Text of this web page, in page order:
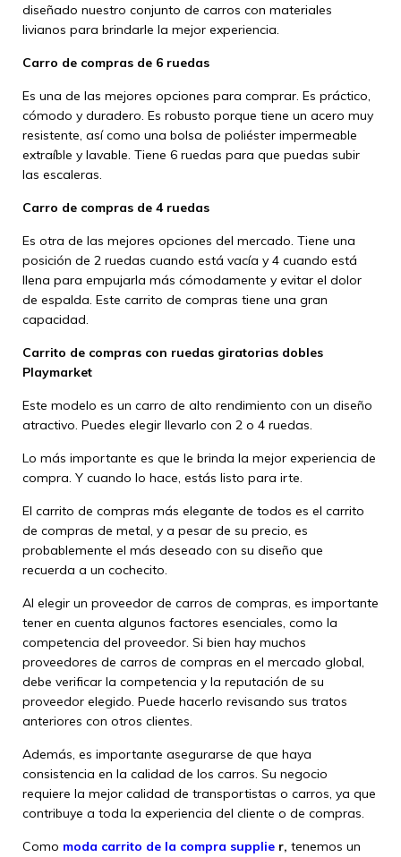
diseñado nuestro conjunto de carros con materiales
livianos para brindarle la mejor experiencia.
Carro de compras de 6 ruedas
Es una de las mejores opciones para comprar. Es práctico,
cómodo y duradero. Es robusto porque tiene un acero muy
resistente, así como una bolsa de poliéster impermeable
extraíble y lavable. Tiene 6 ruedas para que puedas subir
las escaleras.
Carro de compras de 4 ruedas
Es otra de las mejores opciones del mercado. Tiene una
posición de 2 ruedas cuando está vacía y 4 cuando está
llena para empujarla más cómodamente y evitar el dolor
de espalda. Este carrito de compras tiene una gran
capacidad.
Carrito de compras con ruedas giratorias dobles
Playmarket
Este modelo es un carro de alto rendimiento con un diseño
atractivo. Puedes elegir llevarlo con 2 o 4 ruedas.
Lo más importante es que le brinda la mejor experiencia de
compra. Y cuando lo hace, estás listo para irte.
El carrito de compras más elegante de todos es el carrito
de compras de metal, y a pesar de su precio, es
probablemente el más deseado con su diseño que
recuerda a un cochecito.
Al elegir un proveedor de carros de compras, es importante
tener en cuenta algunos factores esenciales, como la
competencia del proveedor. Si bien hay muchos
proveedores de carros de compras en el mercado global,
debe verificar la competencia y la reputación de su
proveedor elegido. Puede hacerlo revisando sus tratos
anteriores con otros clientes.
Además, es importante asegurarse de que haya
consistencia en la calidad de los carros. Su negocio
requiere la mejor calidad de transportistas o carros, ya que
contribuye a toda la experiencia del cliente o de compras.
Como moda carrito de la compra supplie r, tenemos un